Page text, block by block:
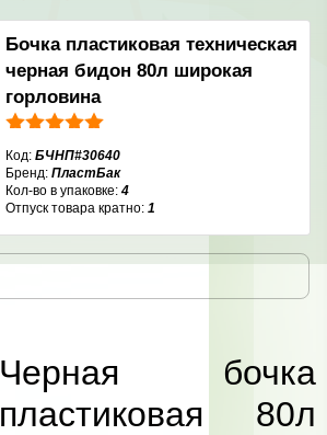
Бочка пластиковая техническая
черная бидон 80л широкая
горловина
Код: БЧНП#30640
Бренд: ПластБак
Кол-во в упаковке: 4
Отпуск товара кратно: 1
Черная бочка
пластиковая 80л